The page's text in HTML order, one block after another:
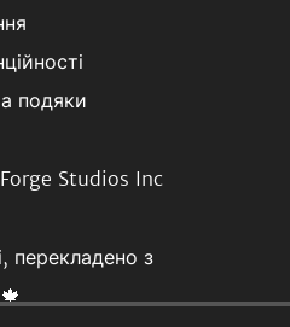
подяки
Studios Inc
перекладено з